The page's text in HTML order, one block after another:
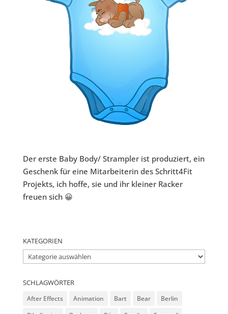
Der erste Baby Body/ Strampler ist produziert, ein
Geschenk für eine Mitarbeiterin des Schritt4Fit
Projekts, ich hoffe, sie und ihr kleiner Racker
freuen sich 😀
KATEGORIEN
Kategorien
SCHLAGWÖRTER
After Effects Animation Bart Bear
Berlin